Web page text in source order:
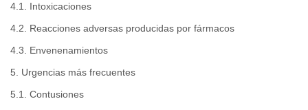
4.1. Intoxicaciones
4.2. Reacciones adversas producidas por fármacos
4.3. Envenenamientos
5. Urgencias más frecuentes
5.1. Contusiones